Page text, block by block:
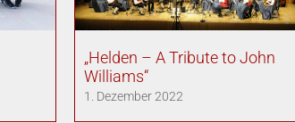
„Helden – A Tribute to John
Williams“
1. Dezember 2022